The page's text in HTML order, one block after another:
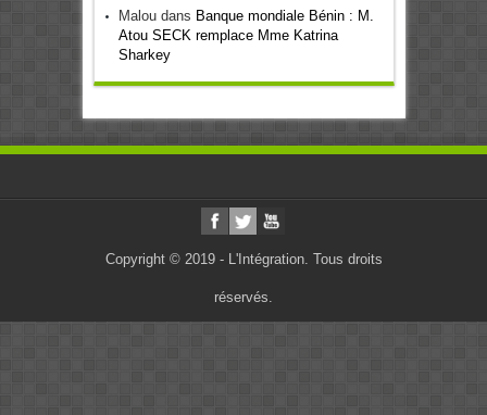
Maloudans Banque mondiale Bénin : M.
Atou SECK remplace Mme Katrina
Sharkey
Copyright © 2019 - L'Intégration. Tous droits
réservés.